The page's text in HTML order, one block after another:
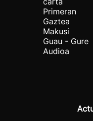
Primeran
Gaztea
Makusi
Guau - Gure
Audioa